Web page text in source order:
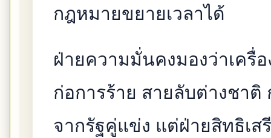
กฎหมายขยายเวลาได้
ฝ่ายความมั่นคงมองว่าเครื่
ก่อการร้าย สายลับต่างชาติ
จากรัฐคู่แข่ง แต่ฝ่ายสิทธิเ